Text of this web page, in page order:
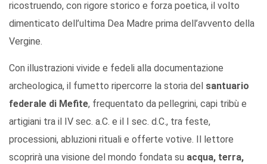
ricostruendo, con rigore storico e forza poetica, il volto
dimenticato dell’ultima Dea Madre prima dell’avvento della
Vergine.
Con illustrazioni vivide e fedeli alla documentazione
archeologica, il fumetto ripercorre la storia del santuario
federale di Mefite, frequentato da pellegrini, capi tribù e
artigiani tra il IV sec. a.C. e il I sec. d.C., tra feste,
processioni, abluzioni rituali e offerte votive. Il lettore
scoprirà una visione del mondo fondata su acqua, terra,